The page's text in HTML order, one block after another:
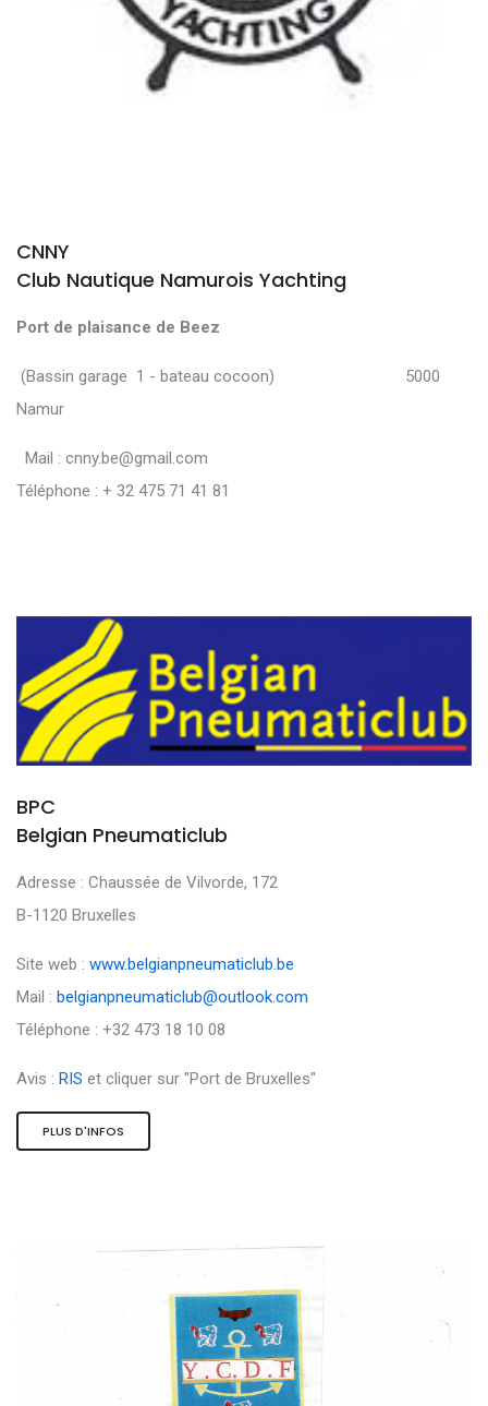
CNNY
Club Nautique Namurois Yachting
Port de plaisance de Beez
(Bassin garage 1 - bateau cocoon) 5000
Namur
Mail : cnny.be@gmail.com
Téléphone : + 32 475 71 41 81
BPC
Belgian Pneumaticlub
Adresse : Chaussée de Vilvorde, 172
B-1120 Bruxelles
Site web : www.belgianpneumaticlub.be
Mail : belgianpneumaticlub@outlook.com
Téléphone : +32 473 18 10 08
Avis : RIS et cliquer sur "Port de Bruxelles"
PLUS D'INFOS